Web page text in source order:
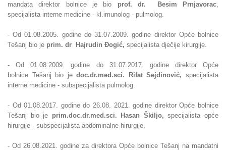
mandatadirektor bolnice je bio prof. dr. Besim Prnjavorac,
specijalista interne medicine - kl.imunolog - pulmolog.
- Od 01.08.2005. godine do 31.07.2009. godine direktor Opće bolnice
Tešanj bio je prim. dr Hajrudin Ðogić, specijalista dječije kirurgije.
- Od01.08.2009. godine do 31.07.2017. godine direktor Opće
bolnice Tešanj bio jedoc.dr.med.sci. Rifat Sejdinović,specijalista
interne medicine - subspecijalista pulmolog.
- Od 01.08.2017. godine do 26.08. 2021. godine direktor Opće bolnice
Tešanj bioje prim.doc.dr.med.sci. Hasan Škiljo,specijalista opće
hirurgije - subspecijalista abdominalne hirurgije.
- Od 26.08.2021. godine za direktora Opće bolnice Tešanj na mandatni